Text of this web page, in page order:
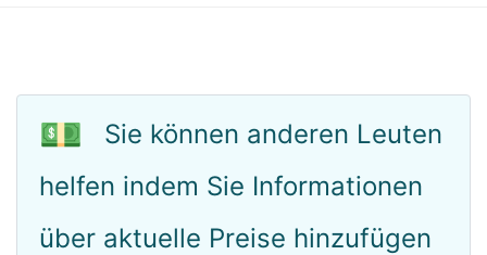
💵
Sie können anderen Leuten
helfen indem Sie Informationen
über aktuelle Preise hinzufügen